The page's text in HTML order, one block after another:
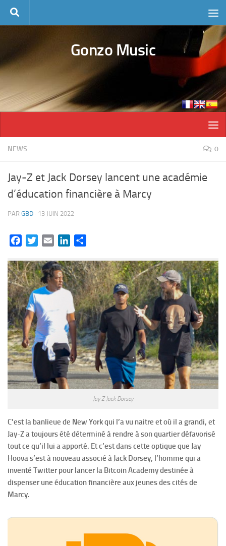
Skip to content
Gonzo Music
NEWS 0
Jay-Z et Jack Dorsey lancent une académie
d’éducation financière à Marcy
PAR GBD · 13 JUIN 2022
FacebookTwitterEmail LinkedIn
Jay Z Jack Dorsey
C’est la banlieue de New York qui l’a vu naitre et où il a grandi, et
Jay-Z a toujours été déterminé à rendre à son quartier défavorisé
tout ce qu’il lui a apporté. Et c’est dans cette optique que Jay
Hoova s’est à nouveau associé à Jack Dorsey, l’homme qui a
inventé Twitter pour lancer la Bitcoin Academy destinée à
dispenser une éducation financière aux jeunes des cités de
Marcy.